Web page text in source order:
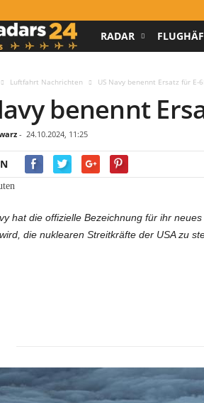
h
r
RADAR
Luftfahrt Nachrichten US Navy benennt Ersatz für E-
benennt
- 24.10.2024, 11:25
hat die offizielle Bezeichnung für ihr
die nuklearen Streitkräfte der USA zu